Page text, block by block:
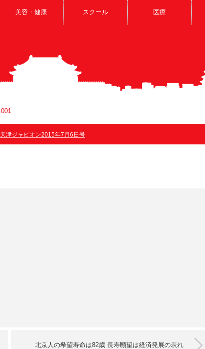
美容・健康 スクール 医療
津ジャピオン2015年7月6日号
北京人の希望寿命は82歳 長寿願望は経済発展の表れ